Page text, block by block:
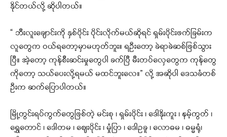
နိုင်တယ်လို့ ဆိုပါတယ်။
“ ဘီးလူးချောင်းကို နှစ်ပိုင်း ပိုင်းလိုက်မယ်ဆိုရင် ရှမ်းပိုင်းဖက်ခြမ်းက
လူတွေက ဝယ်ရတော့မှာမဟုတ်ဘူး။ ရဦးတော့ ခဲရာခဲဆစ်ဖြစ်သွား
ပြီ။ အဲ့တော့ ကုန်စီးဆင်းမှုတွေပါ ခက်ပြီ မီးတပ်လှေတွေက ကုန်တွေ
ကိုတော့ သယ်ပေးလို့ရမယ် မထင်ဘူးလေ။” လို့ အဆိုပါ ဒေသခံတစ်
ဦးက ဆက်ပြောပါတယ်။
မြို့တွင်းရပ်ကွက်တွေဖြစ်တဲ့ မင်းစု ၊ ရှမ်းပိုင်း ၊ ဒေါနိုးကူး ၊ နမ့်ကွတ် ၊
ရွှေတောင် ၊ ဒေါတမ ၊ ဈေးပိုင်း ၊ မှုံပြာ ၊ ဒေါဥခူ ၊ လောဓမ ၊ ဓမ္မရုံ၊